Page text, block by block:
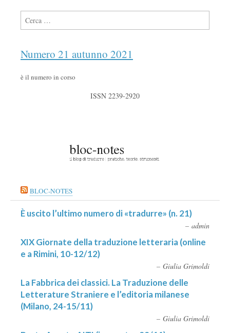
Ricerca per:
Numero 21 autunno 2021
è il numero in corso
ISSN 2239-2920
BLOC-NOTES
È uscito l’ultimo numero di «tradurre» (n. 21)
admin
XIX Giornate della traduzione letteraria (online
e a Rimini, 10-12/12)
Giulia Grimoldi
La Fabbrica dei classici. La Traduzione delle
Letterature Straniere e l’editoria milanese
(Milano, 24-15/11)
Giulia Grimoldi